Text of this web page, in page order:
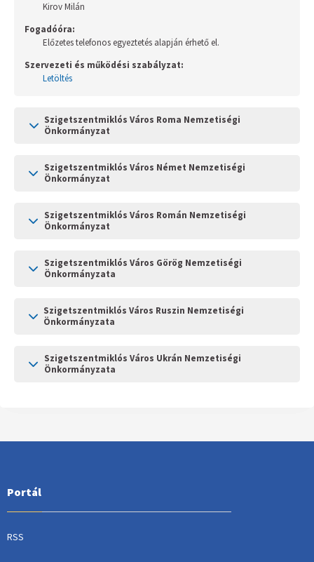
anyagai
Hatályos rendelettár >
Bizottságok
Nemzetiségi Önkormányzatok
Koncepciók
Kirov Milán
Fogadóóra:
Előzetes telefonos egyeztetés alapján érhető el.
Szervezeti és működési szabályzat:
Letöltés
Szigetszentmiklós Város Roma Nemzetiségi
Önkormányzat
Szigetszentmiklós Város Német Nemzetiségi
Önkormányzat
Szigetszentmiklós Város Román Nemzetiségi
Önkormányzat
Szigetszentmiklós Város Görög Nemzetiségi
Önkormányzata
Szigetszentmiklós Város Ruszin Nemzetiségi
Önkormányzata
Szigetszentmiklós Város Ukrán Nemzetiségi
Önkormányzata
Portál
RSS